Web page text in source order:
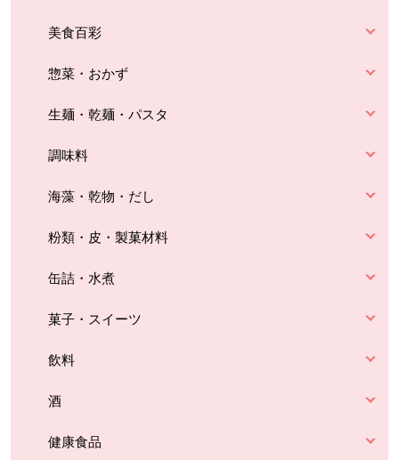
美食百彩
惣菜・おかず
生麺・乾麺・パスタ
調味料
海藻・乾物・だし
粉類・皮・製菓材料
缶詰・水煮
菓子・スイーツ
飲料
酒
健康食品